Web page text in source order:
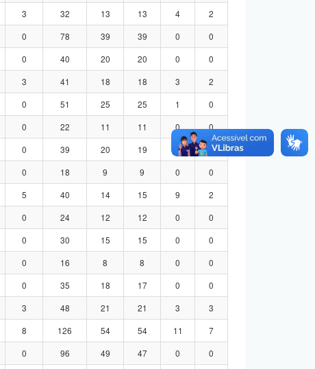
3 32 13 13 4
2
0 78 39 39 0
0
0 40 20 20 0
0
3 41 18 18 3
2
0 51 25 25 1
0
0 22 11 11 0
0
0 39 20 19 0
0
0 18 9 9 0
0
5 40 14 15 9
2
0 24 12 12 0
0
0 30 15 15 0
0
0 16 8 8 0
0
0 35 18 17 0
0
3 48 21 21 3
3
8 126 54 54 11
7
0 96 49 47 0
0